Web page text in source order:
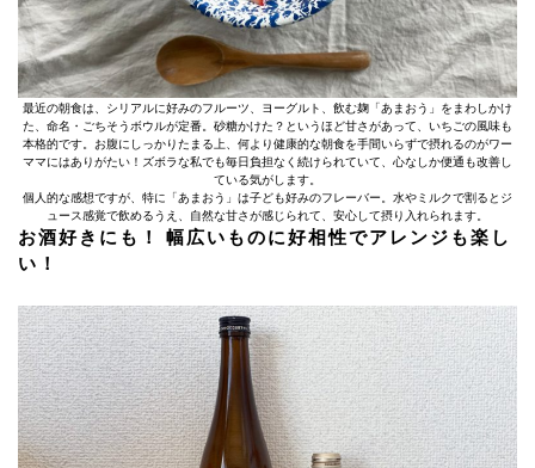
最近の朝食は、シリアルに好みのフルーツ、ヨーグルト、飲む麹「あまおう」をまわしかけ
た、命名・ごちそうボウルが定番。砂糖かけた？というほど甘さがあって、いちごの風味も
本格的です。お腹にしっかりたまる上、何より健康的な朝食を手間いらずで摂れるのがワー
ママにはありがたい！ズボラな私でも毎日負担なく続けられていて、心なしか便通も改善し
ている気がします。
個人的な感想ですが、特に「あまおう」は子ども好みのフレーバー。水やミルクで割るとジ
ュース感覚で飲めるうえ、自然な甘さが感じられて、安心して摂り入れられます。
お酒好きにも！ 幅広いものに好相性でアレンジも楽し
い！